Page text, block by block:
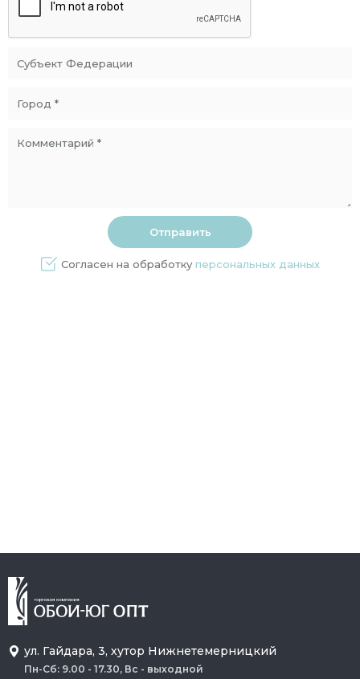
Согласен на обработку персональных данных
ул. Гайдара, 3, хутор Нижнетемерницкий
Пн-Сб: 9.00 - 17.30, Вс - выходной